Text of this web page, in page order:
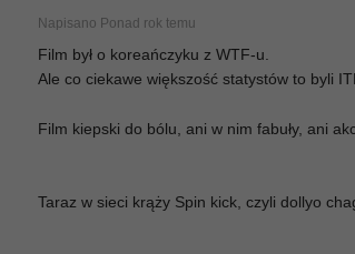
Napisano Ponad rok temu
Film był o koreańczyku z WTF-u.
Ale co ciekawe większość statystów to byli
Film kiepski do bólu, ani w nim fabuły, ani
Taraz w sieci krąży Spin kick, czyli dollyo